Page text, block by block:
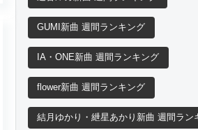
GUMI新曲 週間ランキング
IA・ONE新曲 週間ランキング
flower新曲 週間ランキング
結月ゆかり・紲星あかり新曲 週間ラン